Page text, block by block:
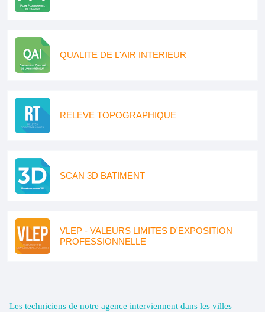
QUALITE DE L'AIR INTERIEUR
RELEVE TOPOGRAPHIQUE
SCAN 3D BATIMENT
VLEP - VALEURS LIMITES D'EXPOSITION
PROFESSIONNELLE
Les techniciens de notre agence interviennent dans les villes